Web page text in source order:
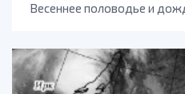
Весеннее половодье и